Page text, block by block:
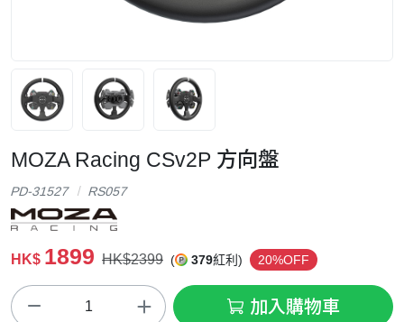
MOZA Racing CSv2P 方向盤
PD-31527 RS057
HK$ 1899 HK$2399 ( 379紅利) 20%OFF
加入購物車